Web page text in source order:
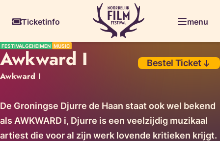
Ticketinfo
menu
FESTIVALGEHEIMEN MUSIC
Awkward I Bestel Ticket
Awkward I
De Groningse Djurre de Haan staat ook wel bekend
als AWKWARD i, Djurre is een veelzijdig muzikaal
artiest die voor al zijn werk lovende kritieken krijgt.